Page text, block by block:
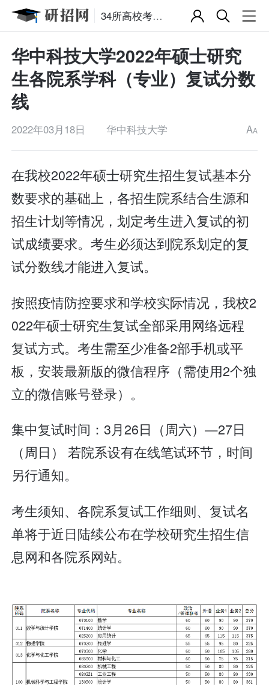
34所高校考研复试分数线
华中科技大学2022年硕士研究
生各院系学科（专业）复试分数
线
2022年03月18日 华中科技大学 AA
在我校2022年硕士研究生招生复试基本分
数要求的基础上，各招生院系结合生源和
招生计划等情况，划定考生进入复试的初
试成绩要求。考生必须达到院系划定的复
试分数线才能进入复试。
按照疫情防控要求和学校实际情况，我校2
022年硕士研究生复试全部采用网络远程
复试方式。考生需至少准备2部手机或平
板，安装最新版的微信程序（需使用2个独
立的微信账号登录）。
集中复试时间：3月26日（周六）—27日
（周日） 若院系设有在线笔试环节，时间
另行通知。
考生须知、各院系复试工作细则、复试名
单将于近日陆续公布在学校研究生招生信
息网和各院系网站。